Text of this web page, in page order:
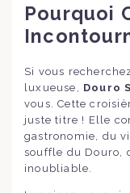
Pourquoi
Si vous
luxueuse, Douro
vous. Cette
juste titre ! Elle
gastronomie, du
souffle du Douro,
inoubliable.